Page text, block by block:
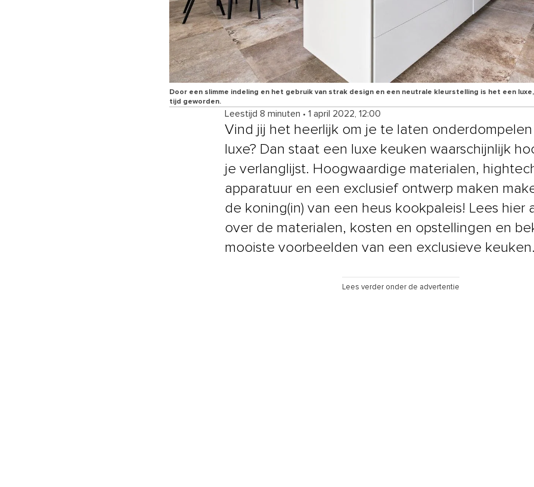
Door een slimme indeling en het gebruik van strak design en een neutrale kleurstelling is het een
tijd geworden.
Leestijd 8 minuten • 1 april 2022, 12:00
Vind jij het heerlijk om je te laten
luxe? Dan staat een luxe keuken waarschijnlijk
je verlanglijst. Hoogwaardige materialen,
apparatuur en een exclusief ontwerp maken
de koning(in) van een heus kookpaleis! Lees hier
over de materialen, kosten en opstellingen en
mooiste voorbeelden van een exclusieve
Lees verder onder de advertentie